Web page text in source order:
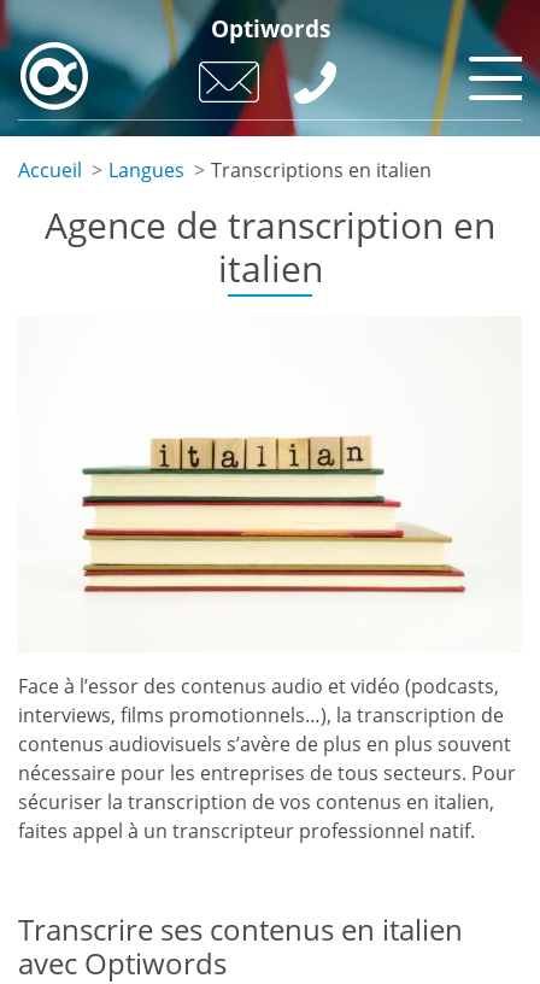
Skip
to
main
content
Optiwords
Accueil Langues Transcriptions en italien
Agence de transcription en
italien
Face à l’essor des contenus audio et vidéo (podcasts,
interviews, films promotionnels…), la transcription de
contenus audiovisuels s’avère de plus en plus souvent
nécessaire pour les entreprises de tous secteurs. Pour
sécuriser la transcription de vos contenus en italien,
faites appel à un transcripteur professionnel natif.
Transcrire ses contenus en italien
avec Optiwords